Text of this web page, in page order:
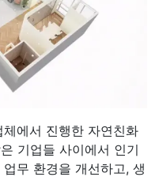
체에서 진행한 자연친화
기업들 사이에서 인기
무 환경을 개선하고, 생